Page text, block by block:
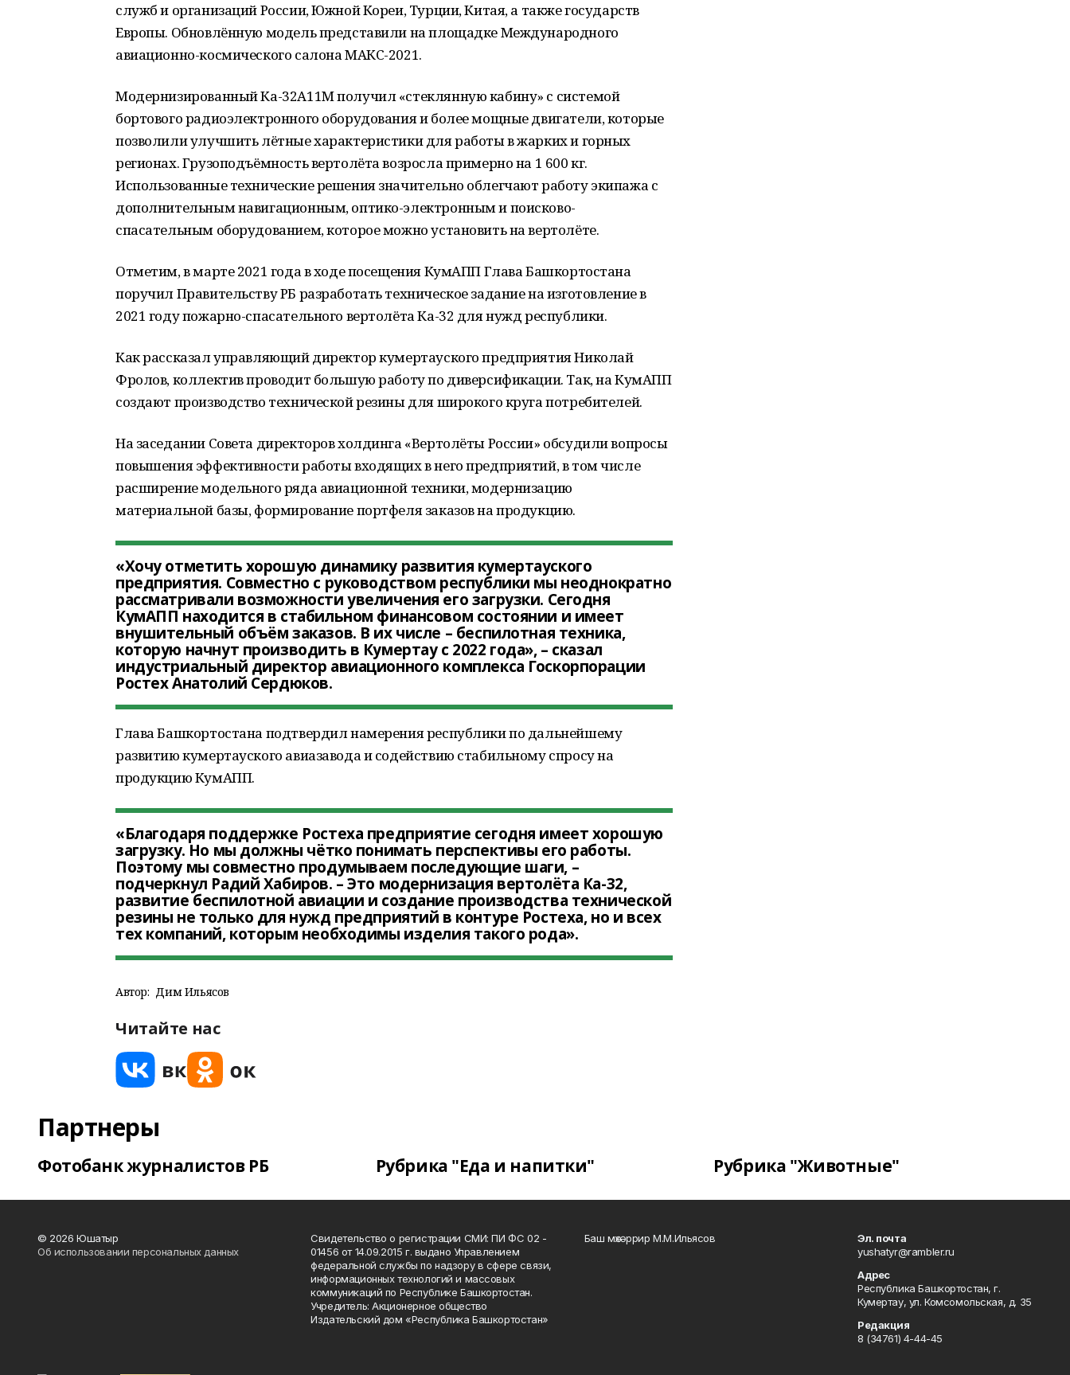
служб и организаций России, Южной Кореи, Турции, Китая, а также государств
Европы. Обновлённую модель представили на площадке Международного
авиационно-космического салона МАКС-2021.
Модернизированный Ка-32А11М получил «стеклянную кабину» с системой
бортового радиоэлектронного оборудования и более мощные двигатели, которые
позволили улучшить лётные характеристики для работы в жарких и горных
регионах. Грузоподъёмность вертолёта возросла примерно на 1 600 кг.
Использованные технические решения значительно облегчают работу экипажа с
дополнительным навигационным, оптико-электронным и поисково-
спасательным оборудованием, которое можно установить на вертолёте.
Отметим, в марте 2021 года в ходе посещения КумАПП Глава Башкортостана
поручил Правительству РБ разработать техническое задание на изготовление в
2021 году пожарно-спасательного вертолёта Ка-32 для нужд республики.
Как рассказал управляющий директор кумертауского предприятия Николай
Фролов, коллектив проводит большую работу по диверсификации. Так, на КумАПП
создают производство технической резины для широкого круга потребителей.
На заседании Совета директоров холдинга «Вертолёты России» обсудили вопросы
повышения эффективности работы входящих в него предприятий, в том числе
расширение модельного ряда авиационной техники, модернизацию
материальной базы, формирование портфеля заказов на продукцию.
«Хочу отметить хорошую динамику развития кумертауского
предприятия. Совместно с руководством республики мы неоднократно
рассматривали возможности увеличения его загрузки. Сегодня
КумАПП находится в стабильном финансовом состоянии и имеет
внушительный объём заказов. В их числе – беспилотная техника,
которую начнут производить в Кумертау с 2022 года», – сказал
индустриальный директор авиационного комплекса Госкорпорации
Ростех Анатолий Сердюков.
Глава Башкортостана подтвердил намерения республики по дальнейшему
развитию кумертауского авиазавода и содействию стабильному спросу на
продукцию КумАПП.
«Благодаря поддержке Ростеха предприятие сегодня имеет хорошую
загрузку. Но мы должны чётко понимать перспективы его работы.
Поэтому мы совместно продумываем последующие шаги, –
подчеркнул Радий Хабиров. – Это модернизация вертолёта Ка-32,
развитие беспилотной авиации и создание производства технической
резины не только для нужд предприятий в контуре Ростеха, но и всех
тех компаний, которым необходимы изделия такого рода».
Автор: Дим Ильясов
Читайте нас
Партнеры
Фотобанк журналистов РБ Рубрика "Еда и напитки" Рубрика "Животные"
© 2026 Юшатыр
Об использовании персональных данных
Свидетельство о регистрации СМИ: ПИ ФС 02 -
01456 от 14.09.2015 г. выдано Управлением
федеральной службы по надзору в сфере связи,
информационных технологий и массовых
коммуникаций по Республике Башкортостан.
Учредитель: Акционерное общество
Издательский дом «Республика Башкортостан»
Баш мөхәррир М.М.Ильясов
Эл. почта
yushatyr@rambler.ru
Адрес
Республика Башкортостан, г.
Кумертау, ул. Комсомольская, д. 35
Редакция
8 (34761) 4-44-45